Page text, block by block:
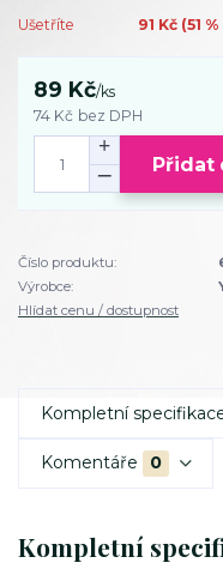
Ušetříte 91 Kč (51
89 Kč/ks
74 Kč bez DPH
Přidat
Číslo produktu:
Výrobce:
Hlídat cenu / dostupnost
Kompletní
Komentáře 0
Kompletní